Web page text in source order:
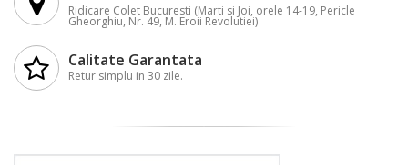
Ridicare Colet Bucuresti (Marti si Joi, orele 14-19, Pericle
Gheorghiu, Nr. 49, M. Eroii Revolutiei)
Calitate Garantata
Retur simplu in 30 zile.